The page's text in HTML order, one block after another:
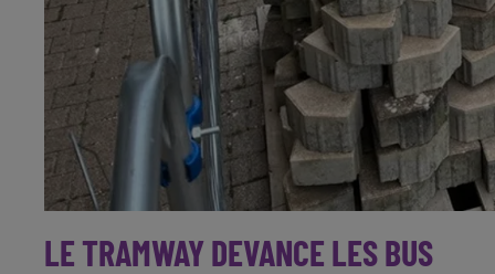
LE TRAMWAY DEVANCE LES BUS